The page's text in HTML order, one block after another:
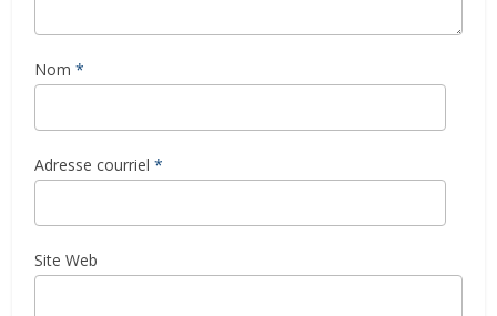
Nom *
Adresse courriel *
Site Web